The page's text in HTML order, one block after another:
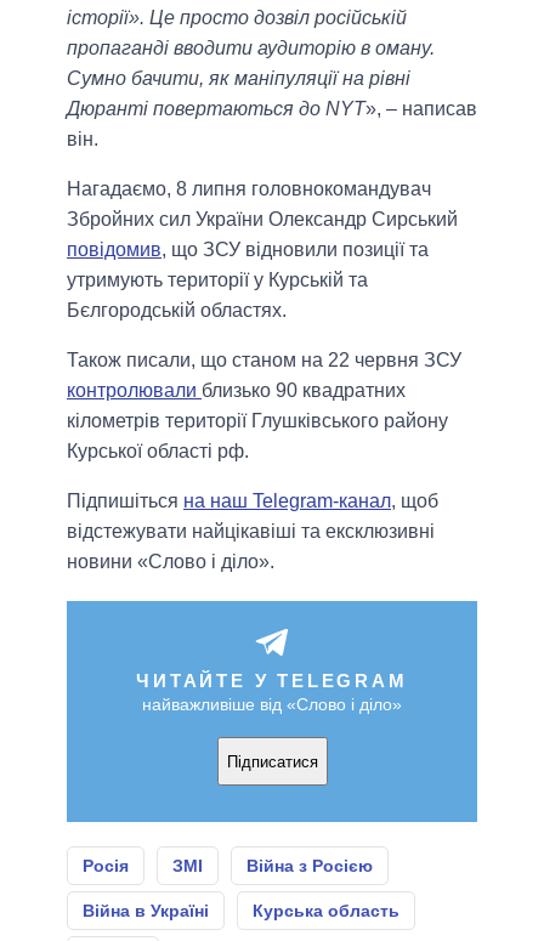
історії». Це просто дозвіл російській
пропаганді вводити аудиторію в оману.
Сумно бачити, як маніпуляції на рівні
Дюранті повертаються до NYT», – написав
він.
Нагадаємо, 8 липня головнокомандувач
Збройних сил України Олександр Сирський
повідомив, що ЗСУ відновили позиції та
утримують території у Курській та
Бєлгородській областях.
Також писали, що станом на 22 червня ЗСУ
контролювали близько 90 квадратних
кілометрів території Глушківського району
Курської області рф.
Підпишіться на наш Telegram-канал, щоб
відстежувати найцікавіші та ексклюзивні
новини «Слово і діло».
ЧИТАЙТЕ У TELEGRAM
найважливіше від «Слово і діло»
Підписатися
Росія ЗМІ Війна з Росією
Війна в Україні Курська область